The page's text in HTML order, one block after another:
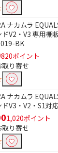
ナカムラ
ドV2・V3 専用棚
BK
820ポイント
り寄せ
ナカムラ
ドV3・V2・S1対
1,020ポイント
り寄せ